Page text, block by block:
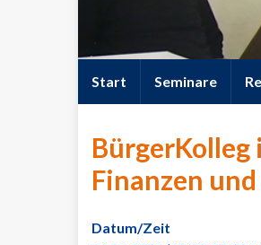
Start Seminare
BürgerKolleg
Finanzen
Datum/Zeit